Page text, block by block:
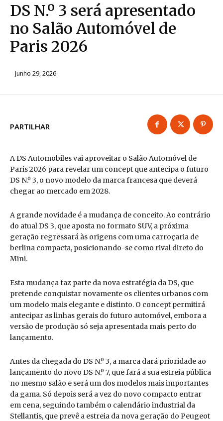
DS N.º 3 será apresentado
no Salão Automóvel de
Paris 2026
Junho 29, 2026
PARTILHAR
A DS Automobiles vai aproveitar o Salão Automóvel de
Paris 2026 para revelar um concept que antecipa o futuro
DS N.º 3, o novo modelo da marca francesa que deverá
chegar ao mercado em 2028.
A grande novidade é a mudança de conceito. Ao contrário
do atual DS 3, que aposta no formato SUV, a próxima
geração regressará às origens com uma carroçaria de
berlina compacta, posicionando-se como rival direto do
Mini.
Esta mudança faz parte da nova estratégia da DS, que
pretende conquistar novamente os clientes urbanos com
um modelo mais elegante e distinto. O concept permitirá
antecipar as linhas gerais do futuro automóvel, embora a
versão de produção só seja apresentada mais perto do
lançamento.
Antes da chegada do DS N.º 3, a marca dará prioridade ao
lançamento do novo DS N.º 7, que fará a sua estreia pública
no mesmo salão e será um dos modelos mais importantes
da gama. Só depois será a vez do novo compacto entrar
em cena, seguindo também o calendário industrial da
Stellantis, que prevê a estreia da nova geração do Peugeot